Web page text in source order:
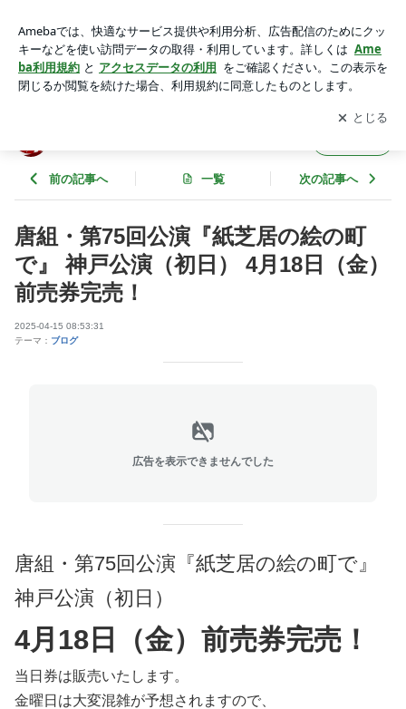
月18日（金）前売券完売！ | 劇団唐組 公式情報
アプリをダウンロードして ブログの更新通知
を受け取りまし
ょう。
開く
前の記事へ 一覧 次の記事へ
唐組・第75回公演『紙芝居の絵の町
で』 神戸公演（初日） 4月18日（金）
前売券完売！
2025-04-15 08:53:31
テーマ： ブログ
広告を表示できませんでした
唐組・第75回公演『紙芝居の絵の町で』
神戸公演（初日）
4月18日（金）前売券完売！
当日券は販売いたします。
金曜日は大変混雑が予想されますので、